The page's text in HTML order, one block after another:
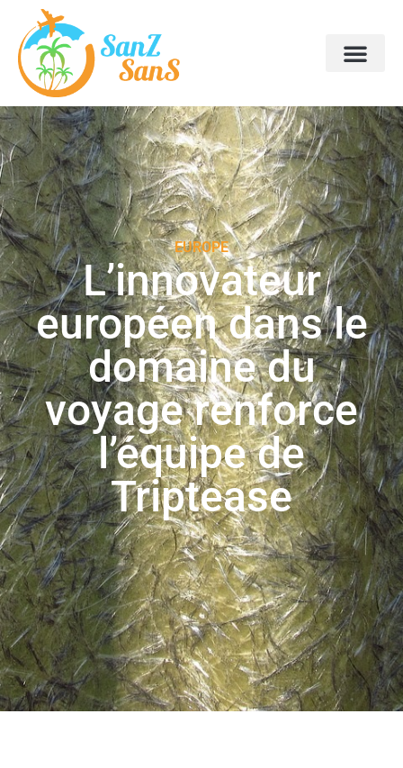
EUROPE
L’innovateur
européen dans le
domaine du
voyage renforce
l’équipe de
Triptease